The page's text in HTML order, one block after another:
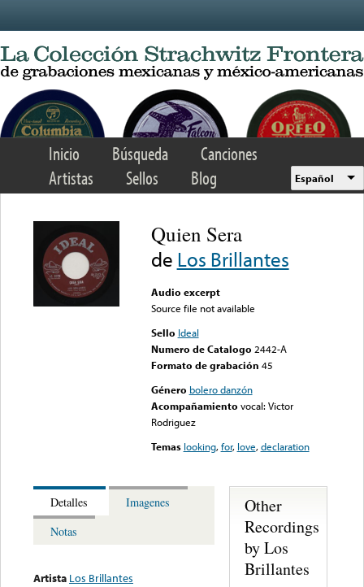
Inicio Búsqueda
Canciones
Artistas
Sellos Blog Español
Quien Sera
de Los Brillantes
Audio excerpt
Source file not available
Sello Ideal
Numero de Catalogo 2442-A
Formato de grabación 45
Género bolero danzón
Acompañamiento vocal: Victor
Rodriguez
Temas looking,for, love,declaration
Detalles
Imagenes
Notas
Artista Los Brillantes
Other
Recordings
by Los
Brillantes